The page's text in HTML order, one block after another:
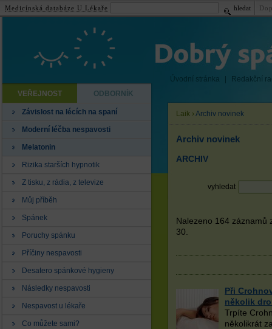
Úvodní stránka
Redakční
VEŘEJNOST
ODBORNÍK
Závislost na lécích na spaní
Moderní léčba nespavosti
Melatonin
Rizika starších hypnotik
Z tisku, z rádia, z televize
Můj příběh
Spánek
Poruchy spánku
Příčiny nespavosti
Desatero spánkové hygieny
Následky nespavosti
Nespavost u lékaře
Co můžete sami?
Laik › Archiv novinek
Archiv novinek
ARCHIV
vyhledat
Nalezeno 164 záznamů
30.
Při
několik
Trpíte
několikrát
Medicínská databáze U Lékaře hledat